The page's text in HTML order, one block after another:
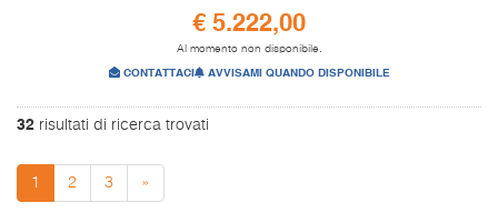
€ 5.222,00
Al momento non disponibile.
CONTATTACI AVVISAMI QUANDO DISPONIBILE
32 risultati di ricerca trovati
1 2 3 »